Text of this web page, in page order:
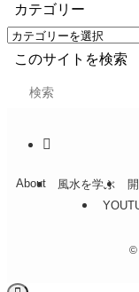
カテゴリー
このサイトを検索
About 風水を学ぶ
©